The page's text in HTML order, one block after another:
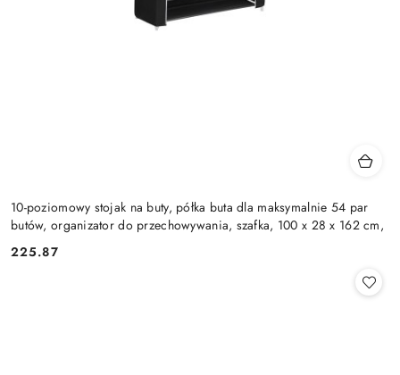
10-poziomowy stojak na buty, półka buta dla maksymalnie 54 par
butów, organizator do przechowywania, szafka, 100 x 28 x 162 cm,
Cena:
225.87